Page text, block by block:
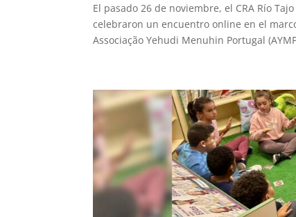
El pasado 26 de noviembre, el CRA Río
celebraron un encuentro online en el
Associação Yehudi Menuhin Portugal